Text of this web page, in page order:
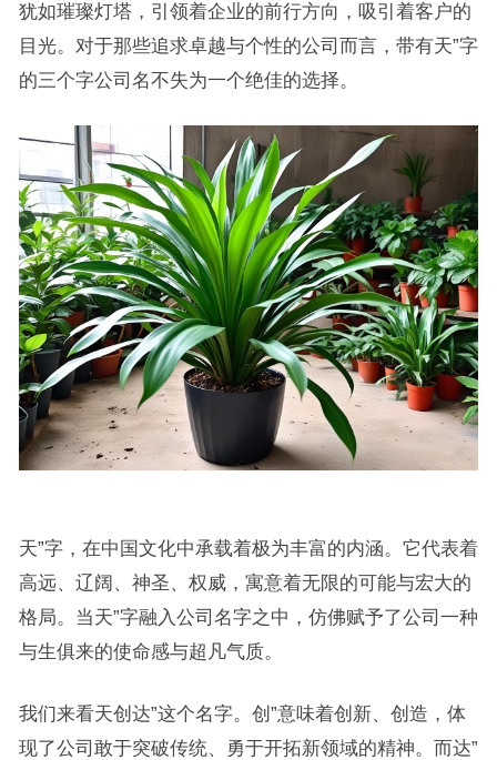
犹如璀璨灯塔，引领着企业的前行方向，吸引着客户的
目光。对于那些追求卓越与个性的公司而言，带有天”字
的三个字公司名不失为一个绝佳的选择。
天”字，在中国文化中承载着极为丰富的内涵。它代表着
高远、辽阔、神圣、权威，寓意着无限的可能与宏大的
格局。当天”字融入公司名字之中，仿佛赋予了公司一种
与生俱来的使命感与超凡气质。
我们来看天创达”这个名字。创”意味着创新、创造，体
现了公司敢于突破传统、勇于开拓新领域的精神。而达”